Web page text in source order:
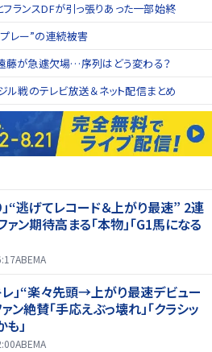
フランスDFが引っ張りあった一部始終
レー”の連続被害
藤が急遽欠場…序列はどう変わる？
ル戦のテレビ放送＆ネット配信まとめ
」“逃げてレコード＆上がり最速” 2連
ン期待高まる「本物」「G1馬になる
ABEMA
レ」“楽々先頭→上がり最速デビュー
ン絶賛「手応えぶっ壊れ」「クラシッ
」
ABEMA